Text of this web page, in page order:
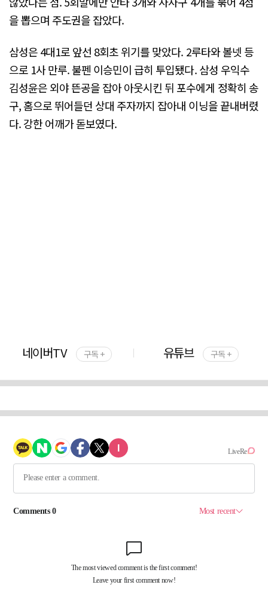
을 뽑으며 주도권을 잡았다.
삼성은 4대1로 앞선 8회초 위기를 맞았다. 2루타와 볼넷 등
으로 1사 만루. 불펜 이승민이 급히 투입됐다. 삼성 우익수
김성윤은 외야 뜬공을 잡아 아웃시킨 뒤 포수에게 정확히 송
구, 홈으로 뛰어들던 상대 주자까지 잡아내 이닝을 끝내버렸
다. 강한 어깨가 돋보였다.
네이버TV 구독 + 유튜브 구독 +